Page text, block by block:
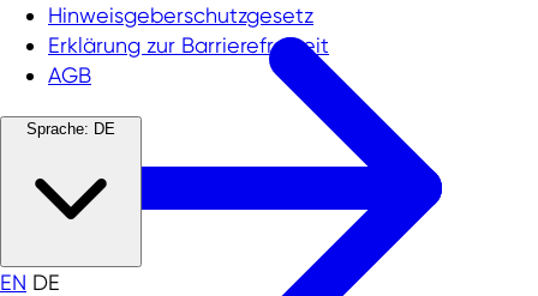
Hinweisgeberschutzgesetz
Erklärung zur Barrierefreiheit
AGB
Sprache: DE
EN DE